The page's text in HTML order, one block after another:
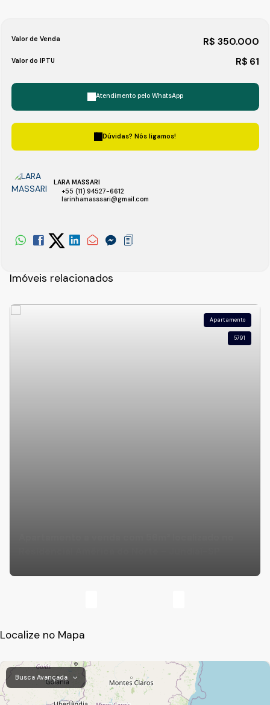
R$ 350.000
Valor de Venda
Valor do IPTU R$ 61
Atendimento pelo WhatsApp
Dúvidas? Nós ligamos!
LARA MASSARI
+55 (11) 94527-6612
larinhamasssari@gmail.com
Imóveis relacionados
Apartamento
5791
Localize no Mapa
Busca Avançada